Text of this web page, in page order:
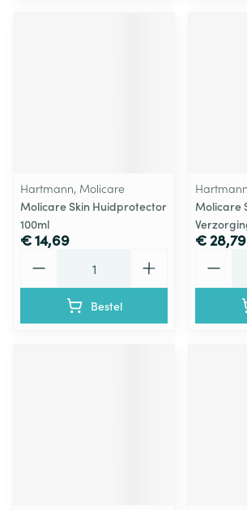
Hartmann, Molicare
Molicare Skin Huidprotector
100ml
€ 14,69
Bestel
Molicare
€ 28,79